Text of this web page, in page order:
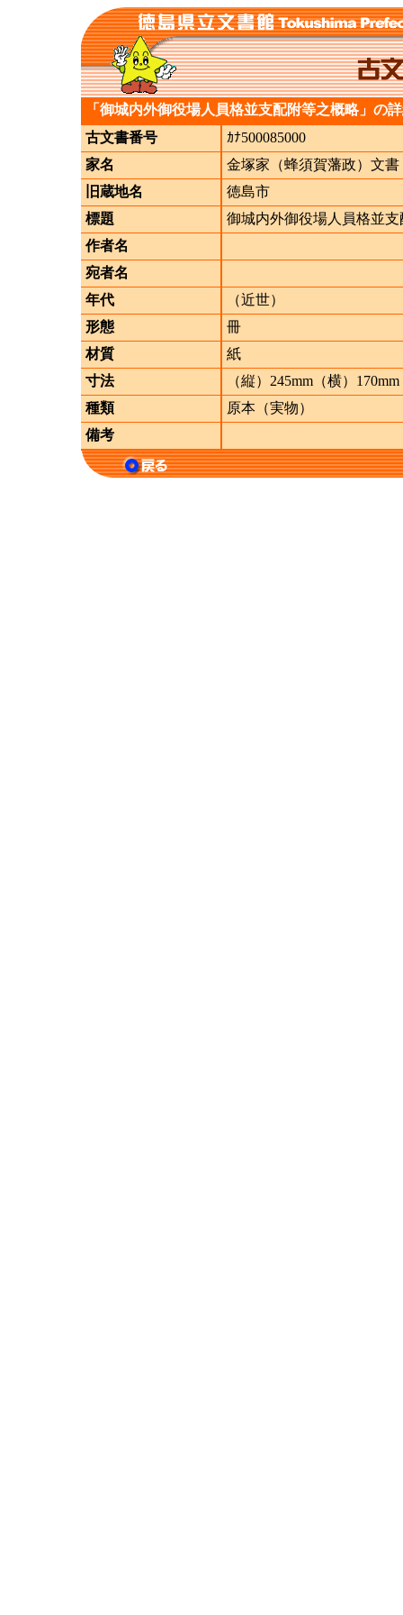
「御城内外御役場人員格並支配附等之概略」の
古文書番号
ｶﾅ500085000
家名
金塚家（蜂須賀藩政）文書
旧蔵地名
徳島市
標題
御城内外御役場人員格並
作者名
宛者名
年代
（近世）
形態
冊
材質
紙
寸法
（縦）245mm（横）170mm
種類
原本（実物）
備考